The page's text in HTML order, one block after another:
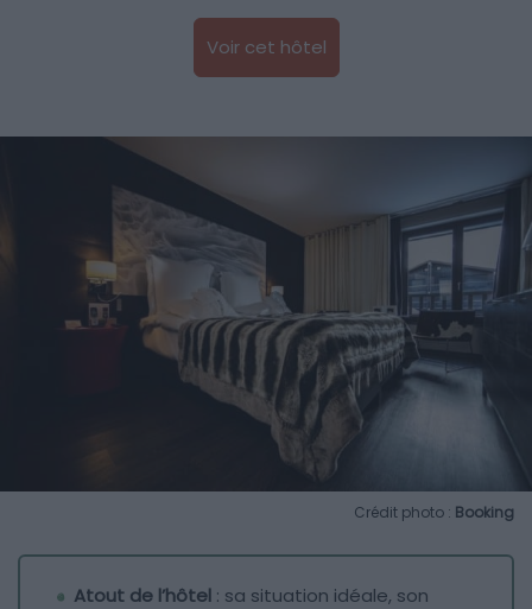
Voir cet hôtel
Crédit photo : Booking
Atout de l’hôtel : sa situation idéale, son